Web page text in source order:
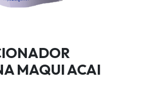
MAQUI ACAI